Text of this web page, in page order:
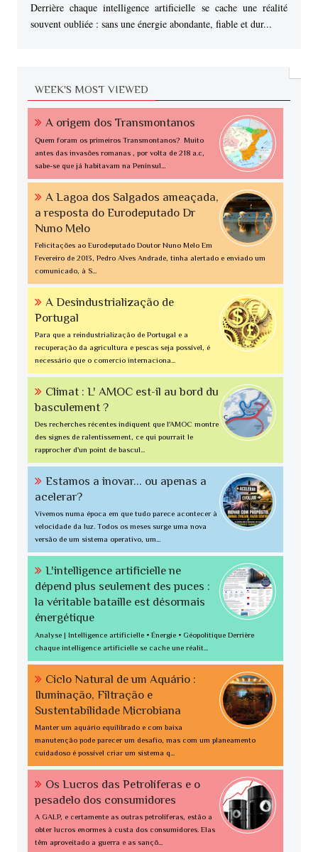
Derrière chaque intelligence artificielle se cache une réalité
souvent oubliée : sans une énergie abondante, fiable et dur...
WEEK'S MOST VIEWED
A origem dos Transmontanos
Quem foram os primeiros Transmontanos? Muito
antes das invasões romanas , por volta de 218 a.c,
sabe-se que já habitavam na Penínsul...
A Lagoa dos Salgados ameaçada,
a resposta do Eurodeputado Dr
Nuno Melo
Felicitações ao Eurodeputado Doutor Nuno Melo Em
Fevereiro de 2013, Pedro Alves Andrade, tinha alertado e enviado um
comunicado, à S...
A Desindustrialização de
Portugal
Para que a reindustrialização de Portugal e a
recuperação da agricultura e pescas seja possível, é
necessário que o comercio internaciona...
Climat : L' AMOC est-il au bord du
basculement ?
Des recherches récentes indiquent que l'AMOC montre
des signes de ralentissement, ce qui pourrait le
rapprocher d'un point de bascul...
Estamos a inovar... ou apenas a
acelerar?
Vivemos numa época em que tudo parece acontecer à
velocidade da luz. Todos os meses surge uma nova
versão de um sistema operativo, um...
L'intelligence artificielle ne
dépend plus seulement des puces :
la véritable bataille est désormais
énergétique
Analyse | Intelligence artificielle • Énergie • Géopolitique Derrière
chaque intelligence artificielle se cache une réalit...
Ciclo Natural de um Aquário :
Iluminação, Filtração e
Sustentabilidade Microbiana
Manter um aquário equilibrado e com baixa
manutenção pode parecer um desafio, mas com um planeamento
cuidadoso é possível criar um sistema q...
Os Lucros das Petrolíferas e o
pesadelo dos consumidores
A GALP, e certamente as outras petrolíferas, estão a
obter lucros enormes à custa dos consumidores. Elas
têm aproveitado a guerra e as sançõ...